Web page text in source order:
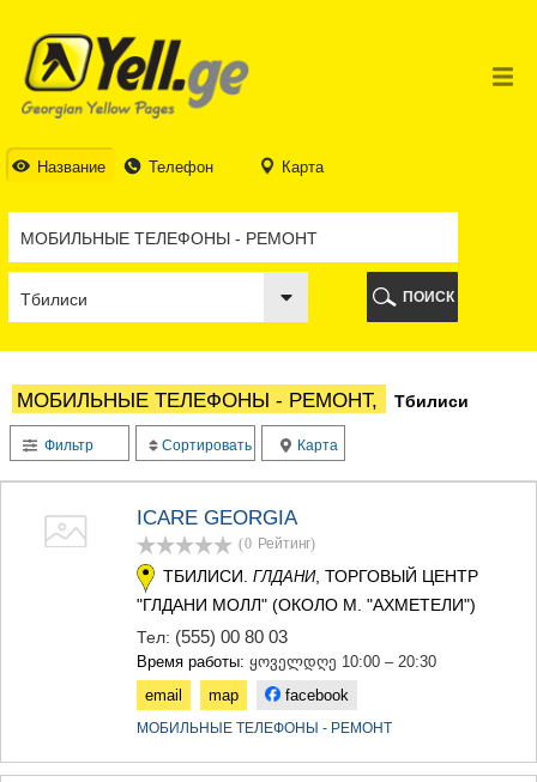
Название Телефон Карта
ТБИЛИСИ
ТБИЛИСИ
АБХАЗИЯ
ГАЛИ
БАТУМИ
КОБУЛЕТИ
ШУАХЕВИ
ЧАКВИ
ОЗУРГЕТИ
ЧОХАТАУРИ
УРЕКИ
ИМЕРЕТИЯ
БАГДАТИ
ЗЕСТАФОНИ
САМТРЕДИА
КАХЕТИЯ
ПОИСК
МОБИЛЬНЫЕ ТЕЛЕФОНЫ - РЕМОНТ, Тбилиси
Фильтр Сортировать Карта
ICARE GEORGIA
(0 Рейтинг)
ТБИЛИСИ. ГЛДАНИ, ТОРГОВЫЙ ЦЕНТР
"ГЛДАНИ МОЛЛ" (ОКОЛО М. "АХМЕТЕЛИ")
Тел: (555) 00 80 03
Время работы: ყოველდღე 10:00 – 20:30
email
map facebook
МОБИЛЬНЫЕ ТЕЛЕФОНЫ - РЕМОНТ